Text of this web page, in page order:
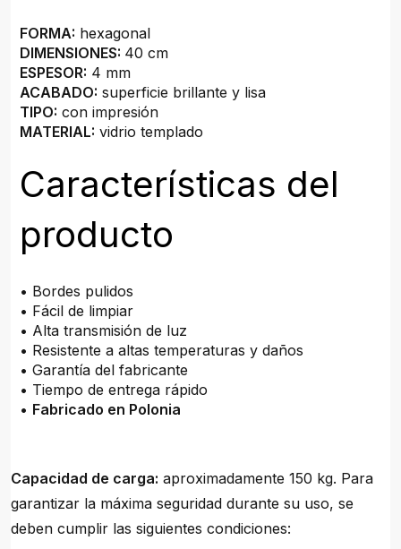
FORMA: hexagonal
DIMENSIONES: 40 cm
ESPESOR: 4 mm
ACABADO: superficie brillante y lisa
TIPO: con impresión
MATERIAL: vidrio templado
Características del
producto
• Bordes pulidos
• Fácil de limpiar
• Alta transmisión de luz
• Resistente a altas temperaturas y daños
• Garantía del fabricante
• Tiempo de entrega rápido
• Fabricado en Polonia
Capacidad de carga: aproximadamente 150 kg. Para
garantizar la máxima seguridad durante su uso, se
deben cumplir las siguientes condiciones: